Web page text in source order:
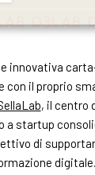
e innovativa
il proprio
, il centro
a startup
di
digitale.